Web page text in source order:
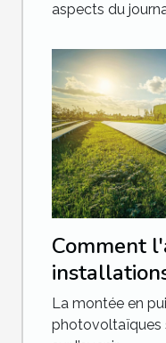
aspects du
Comment
impacte-t-
La montée en
photovoltaïques